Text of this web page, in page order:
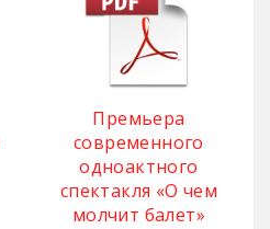
Премьера
современного
одноактного
спектакля «О чем
молчит балет»